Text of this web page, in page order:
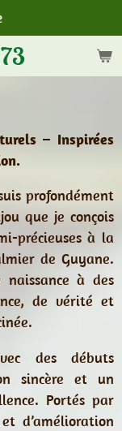
– Inspirées
profondément
que je conçois
précieuses à la
de Guyane.
à des
de vérité et
des débuts
sincère et un
Portés par
d’amélioration